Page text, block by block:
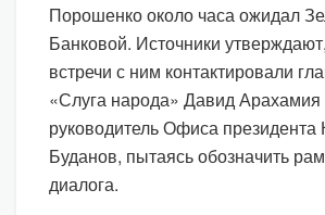
Порошенко около часа ожидал
Банковой. Источники
встречи с ним контактировали
«Слуга народа» Давид Арахамия
руководитель Офиса президента
Буданов, пытаясь обозначить
диалога.